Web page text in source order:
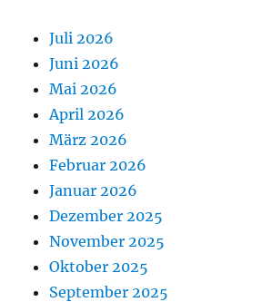
Juli 2026
Juni 2026
Mai 2026
April 2026
März 2026
Februar 2026
Januar 2026
Dezember 2025
November 2025
Oktober 2025
September 2025